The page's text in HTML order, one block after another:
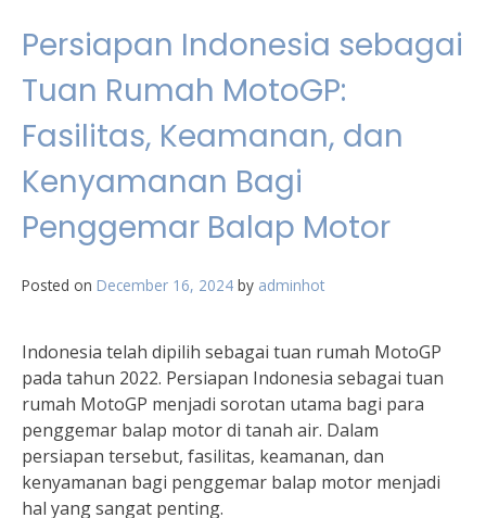
Persiapan Indonesia sebagai
Tuan Rumah MotoGP:
Fasilitas, Keamanan, dan
Kenyamanan Bagi
Penggemar Balap Motor
Posted on December 16, 2024 by adminhot
Indonesia telah dipilih sebagai tuan rumah MotoGP
pada tahun 2022. Persiapan Indonesia sebagai tuan
rumah MotoGP menjadi sorotan utama bagi para
penggemar balap motor di tanah air. Dalam
persiapan tersebut, fasilitas, keamanan, dan
kenyamanan bagi penggemar balap motor menjadi
hal yang sangat penting.